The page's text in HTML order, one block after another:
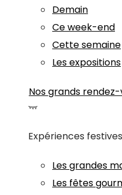
Demain
Ce week-end
Cette semaine
Les expositions
Nos grands
Expériences festives
Les grandes
Les fêtes